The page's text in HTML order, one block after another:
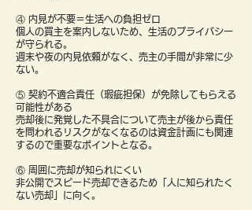
④ 内見が不要＝生活への負担ゼロ
個人の買主を案内しないため、生活のプライバシー
が守られる。
週末や夜の内見依頼がなく、売主の手間が非常に少
ない。
⑤ 契約不適合責任（瑕疵担保）が免除してもらえる
可能性がある
売却後に発覚した不具合について売主が後から責任
を問われるリスクがなくなるのは資金計画にも関連
するので重要なポイントとなる。
⑥ 周囲に売却が知られにくい
非公開でスピード売却できるため「人に知られたく
ない売却」に向く。